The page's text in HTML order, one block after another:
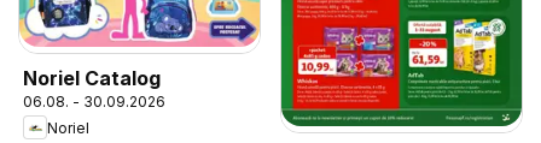
Noriel Catalog
06.08. - 30.09.2026
Noriel